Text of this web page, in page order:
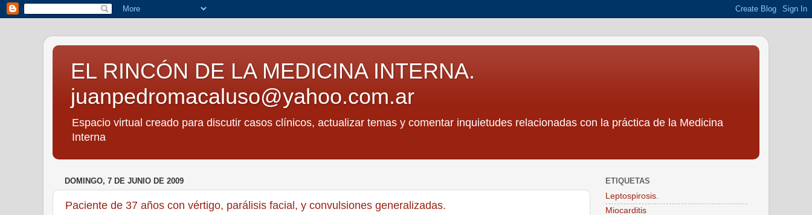
EL RINCÓN DE LA MEDICINA INTERNA.
juanpedromacaluso@yahoo.com.ar
Espacio virtual creado para discutir casos clínicos, actualizar temas y comentar inquietudes relacionadas con la práctica de la Medicina
Interna
DOMINGO, 7 DE JUNIO DE 2009
Paciente de 37 años con vértigo, parálisis facial, y convulsiones generalizadas.
ETIQUETAS
Leptospirosis.
Miocarditis